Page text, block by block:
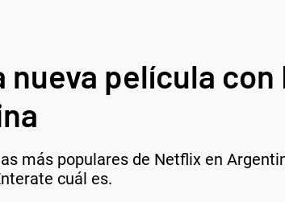
película con
más populares de Netflix en
cuál es.